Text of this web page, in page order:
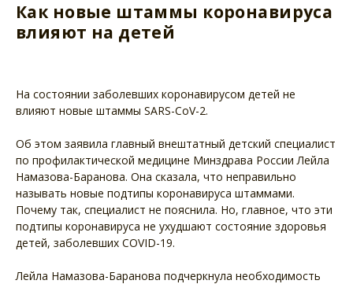
Как новые штаммы коронавируса
влияют на детей
На состоянии заболевших коронавирусом детей не
влияют новые штаммы SARS-CoV-2.
Об этом заявила главный внештатный детский специалист
по профилактической медицине Минздрава России Лейла
Намазова-Баранова. Она сказала, что неправильно
называть новые подтипы коронавируса штаммами.
Почему так, специалист не пояснила. Но, главное, что эти
подтипы коронавируса не ухудшают состояние здоровья
детей, заболевших COVID-19.
Лейла Намазова-Баранова подчеркнула необходимость